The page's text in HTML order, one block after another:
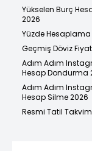
Yükselen Burç
2026
Yüzde Hesaplama
Geçmiş Döviz
Adım Adım
Hesap Dondurma
Adım Adım
Hesap Silme 2026
Resmi Tatil